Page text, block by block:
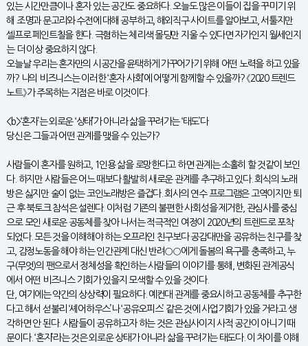
있는 시간만큼이나 혼자 있는 공간도 중요하다. 오늘도 많은 이들이 집을 꾸미기 위
해 조명과 문고리와 수전에 대해 공부하고, 해외직구 사이트를 알아보고, 서툴지만
셀프로 페인트칠을 한다. 극혐하는 체리색 몰딩만 지울 수 있다면 자가인지 월세인지
는 더 이상 중요하지 않다.
오늘날 우리는 혼자만의 시공간을 윤택하게 가꾸어가기 위해 어떤 노력을 하고 있을
까? 나의 비즈니스는 이러한 ‘혼자 사회’에 어떻게 함께할 수 있을까? 《2020 트렌드
노트》가 주목하는 지점은 바로 이것이다.
<b>‘혼자’는 외로운 ‘상태’가 아니라 삶을 꾸려가는 ‘태도’다
당신은 그들과 어떤 관계를 맺을 수 있는가?
사람들이 혼자를 원하고, 1인용 삶을 로망한다고 하면 관계는 소홀히 할 것같이 보인
다. 하지만 사람들은 어느 때보다 활발히 새로운 관계를 추구하고 있다. 회식의 노래
방은 싫지만 술이 없는 코인노래방은 즐겁다. 회사의 연수 프로그램은 고역이지만 퇴
근 후 북토크 참석은 설렌다. 이처럼 기존의 불편한 사회성을 제거한, 관심사를 중심
으로 모인 새로운 공동체를 찾아 나서는 적극적인 여정이 2020년의 트렌드로 포착
되었다. 모든 것을 이해해야 하는 오프라인 친구보다 공감대만을 공유하는 친구를 찾
고, 감정노동을 해야 하는 인간관계 대신 반려○○에게 돌봄의 욕구를 충족하고, 누
구(무엇)의 팬으로서 정체성을 확인하는 사람들의 이야기를 통해, 변화된 관계공식
에서 어떤 비즈니스 기회가 있을지 모색할 수 있을 것이다.
단, 여기에는 약간의 상상력이 필요하다. 예컨대 관계를 중요시하고 공동체를 추구한
다고 해서 섣불리 ‘셰어하우스’나 ‘공유오피스’ 같은 것에 사업기회가 있을 거라고 생
각하면 안 된다. 사람들이 공유하고자 하는 것은 관심사이지 사적 공간이 아니기 때
문이다. ‘혼자’라는 것은 외로운 상태가 아니라 삶을 꾸려가는 태도다. 이 차이를 이해